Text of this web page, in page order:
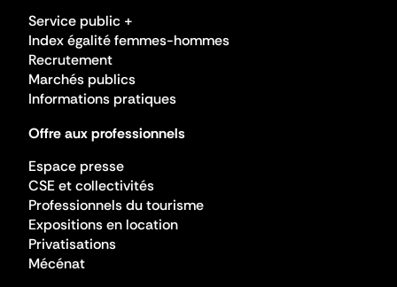
Service public +
Index égalité femmes-hommes
Recrutement
Marchés publics
Informations pratiques
Offre aux professionnels
Espace presse
CSE et collectivités
Professionnels du tourisme
Expositions en location
Privatisations
Mécénat